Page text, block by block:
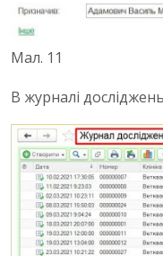
Мал. 11
В журналі